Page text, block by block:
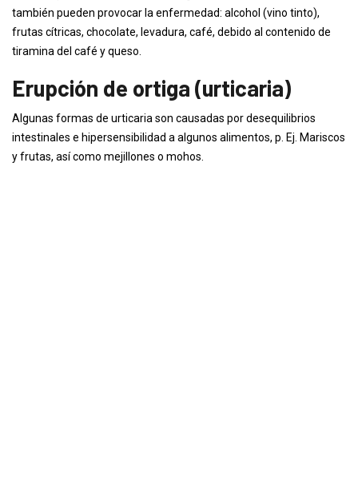
también pueden provocar la enfermedad: alcohol (vino tinto),
frutas cítricas, chocolate, levadura, café, debido al contenido de
tiramina del café y queso.
Erupción de ortiga (urticaria)
Algunas formas de urticaria son causadas por desequilibrios
intestinales e hipersensibilidad a algunos alimentos, p. Ej. Mariscos
y frutas, así como mejillones o mohos.